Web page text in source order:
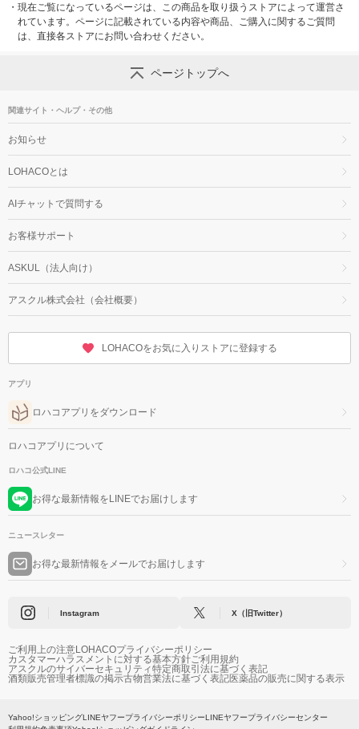
・ 現在ご覧になっているページは、この商品を取り扱うストアによって運営さ
れています。ページに記載されている内容や商品、ご購入に関するご質問
は、直接各ストアにお問い合わせください。
ページトップへ
関連サイト・ヘルプ・その他
お知らせ
LOHACOとは
AIチャットで質問する
お客様サポート
ASKUL（法人向け）
アスクル株式会社（会社概要）
LOHACOをお気に入りストアに登録する
アプリ
ロハコアプリをダウンロード
ロハコアプリについて
ロハコ公式LINE
お得な最新情報をLINEでお届けします
ニュースレター
お得な最新情報をメールでお届けします
Instagram X（旧Twitter）
ご利用上の注意LOHACOプライバシーポリシー
カスタマーハラスメントに対する基本方針ご利用規約
アスクルのサイバーセキュリティ特定商取引法に基づく表記
酒類販売管理者標識の掲示古物営業法に基づく表記医薬品の販売に関する表示
Yahoo!ショッピングLINEヤフープライバシーポリシーLINEヤフープライバシーセンター